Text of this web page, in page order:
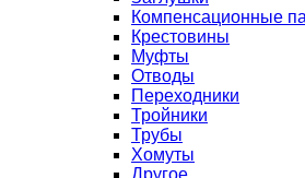
Компенсационные
Крестовины
Муфты
Отводы
Переходники
Тройники
Трубы
Хомуты